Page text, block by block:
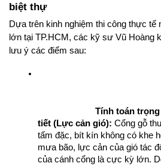
biệt thự
Dựa trên kinh nghiệm thi công thực tế
lớn tại TP.HCM, các kỹ sư Vũ Hoàng
lưu ý các điểm sau:
Tính toán
tiết (Lực cản gió): Cổng gỗ
tấm đặc, bít kín không có khe
mưa bão, lực cản của gió tác
của cánh cổng là cực kỳ lớn.